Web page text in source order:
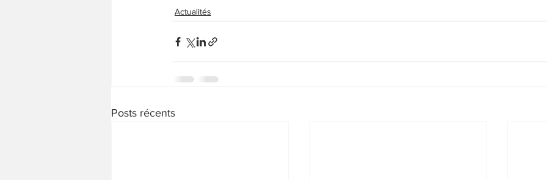
Actualités
Posts récents